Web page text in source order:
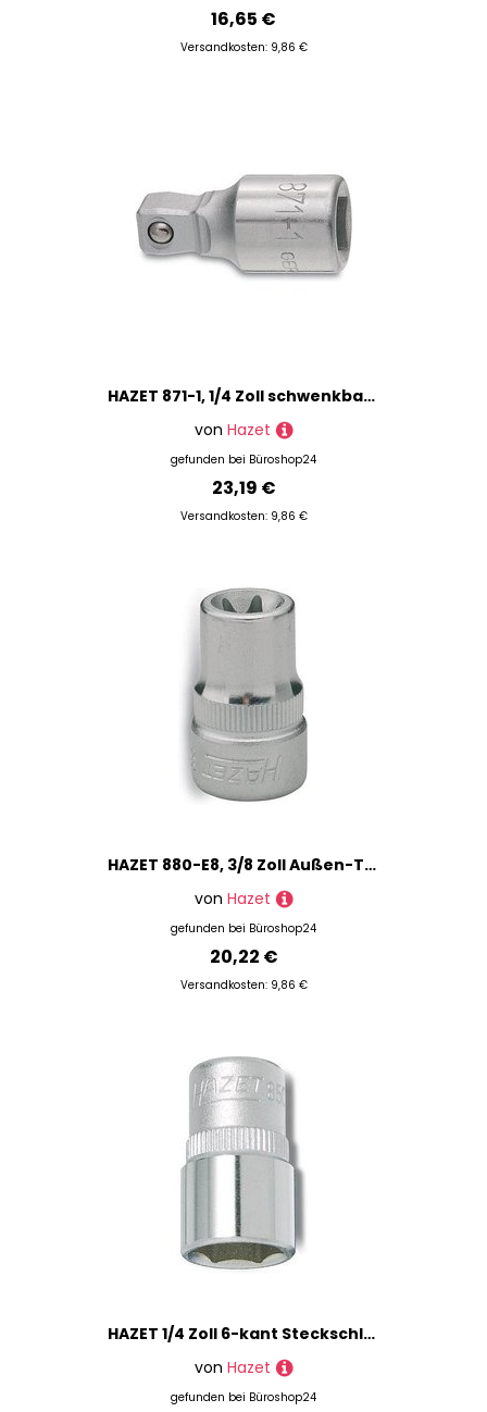
16,65 €
Versandkosten: 9,86 €
HAZET 871-1, 1/4 Zoll schwenkbar Steckschlüssel-Verlängerung Größe: 25,0 mm
von Hazet
gefunden bei Büroshop24
23,19 €
Versandkosten: 9,86 €
HAZET 880-E8, 3/8 Zoll Außen-TORX (TX) Steckschlüsseleinsatz Größe: E 8 Länge: 28,0 mm
von Hazet
gefunden bei Büroshop24
20,22 €
Versandkosten: 9,86 €
HAZET 1/4 Zoll 6-kant Steckschlüsseleinsatz Größe: 9,0 mm
von Hazet
gefunden bei Büroshop24